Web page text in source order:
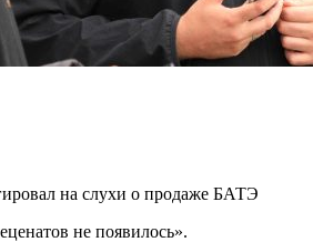
на слухи о продаже БАТЭ
не появилось».